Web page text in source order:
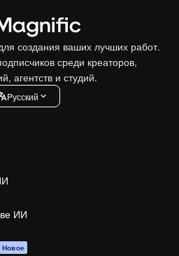
создания ваших лучших работ.
среди креаторов,
агентств и студий.
Pусский
ИИ
Новое